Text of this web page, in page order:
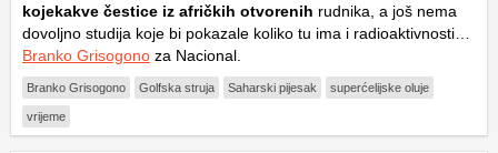
kojekakve čestice iz afričkih otvorenih rudnika, a još nema
dovoljno studija koje bi pokazale koliko tu ima i radioaktivnosti…
Branko Grisogono za Nacional.
Branko Grisogono Golfska struja Saharski pijesak superćelijske oluje
vrijeme